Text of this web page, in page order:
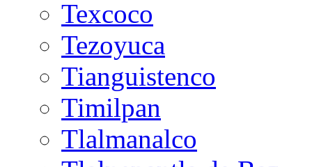
Texcoco
Tezoyuca
Tianguistenco
Timilpan
Tlalmanalco